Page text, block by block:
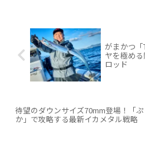
がまかつ
ヤを極め
ロッド
待望のダウンサイズ70mm登場！「ぷ
か」で攻略する最新イカメタル戦略